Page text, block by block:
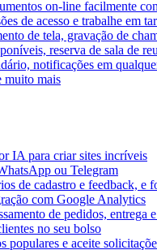
on-line facilmente
de acesso e trabalhe em
de tela, gravação de
reserva de sala de
notificações em
muito mais
IA para criar sites incríveis
ou Telegram
de cadastro e feedback, e
com Google Analytics
de pedidos, entrega
no seu bolso
e aceite